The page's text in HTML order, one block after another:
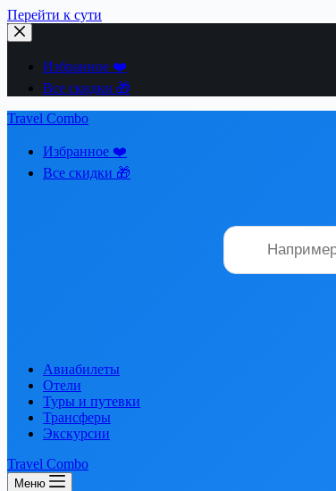
Перейти к сути
Избранное ❤️
Все скидки 🎁
Travel Combo
Избранное ❤️
Все скидки 🎁
Авиабилеты
Отели
Туры и путевки
Трансферы
Экскурсии
Travel Combo
Меню